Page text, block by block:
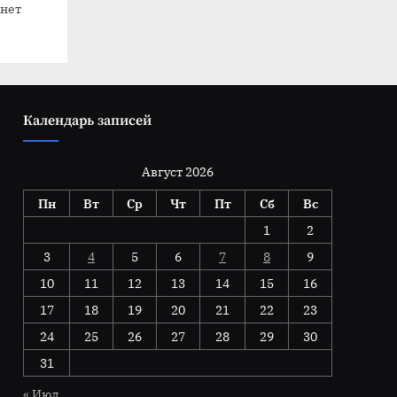
Календарь записей
Август 2026
Пн
Вт Ср Чт Пт Сб
Вс
1
2
3
4 5 6 7 8
9
10
11 12 13 14 15
16
17
18 19 20 21 22
23
24
25 26 27 28 29
30
31